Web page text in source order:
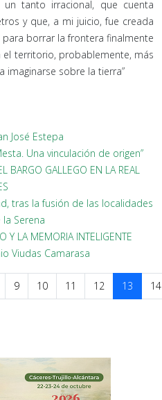
un tanto irracional, que cuenta
y que, a mi juicio, fue creada
borrar la frontera finalmente
territorio, probablemente, más
imaginarse sobre la tierra”
José Estepa
Una vinculación de origen”
BARGO GALLEGO EN LA REAL
tras la fusión de las localidades
Serena
LA MEMORIA INTELIGENTE
Viudas Camarasa
9 10 11 12 13 14